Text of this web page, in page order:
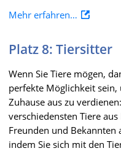
Mehr erfahren…
Platz 8: Tiersitter
Wenn Sie Tiere mögen,
perfekte Möglichkeit sein,
Zuhause aus zu
verschiedensten Tiere
Freunden und Bekannten
indem Sie sich mit den